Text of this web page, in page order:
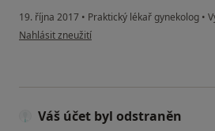
19. října 2017 • Praktický lékař gynekolog •
podle názoru uživatele Váš účet byl odstraněn
Nahlásit zneužití
Váš účet byl odstraněn